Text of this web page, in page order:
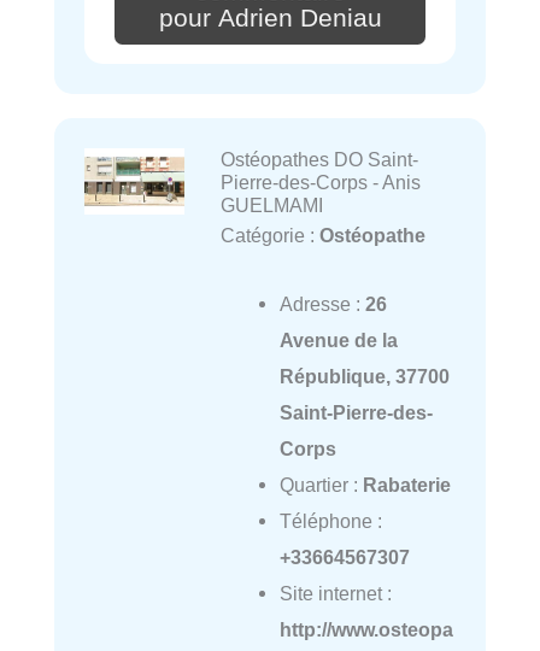
pour Adrien Deniau
Ostéopathes DO Saint-
Pierre-des-Corps - Anis
GUELMAMI
Catégorie : Ostéopathe
Adresse : 26
Avenue de la
République, 37700
Saint-Pierre-des-
Corps
Quartier : Rabaterie
Téléphone :
+33664567307
Site internet :
http://www.osteopa